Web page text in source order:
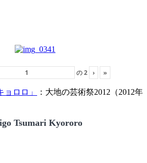
の2 › »
ロロ」
：大地の芸術祭2012（2012年
Tsumari Kyororo